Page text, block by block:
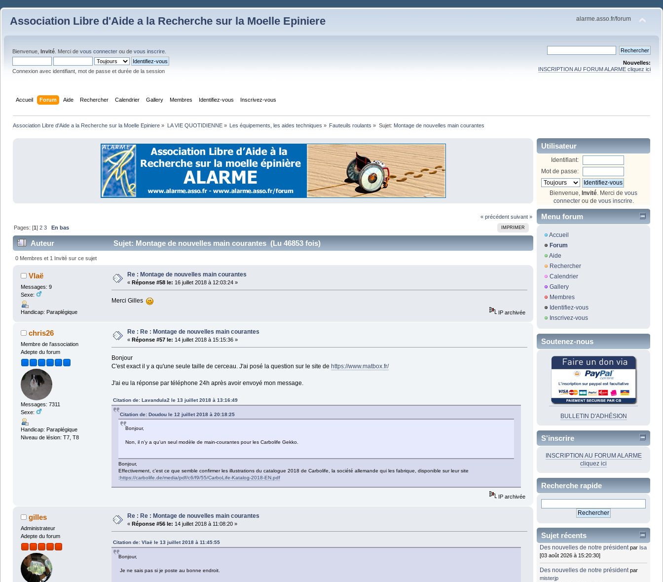
Association Libre d'Aide a la Recherche sur la Moelle Epiniere alarme.asso.fr/forum
Bienvenue, Invité . Merci de vous connecter ou de vous inscrire
Connexion avec identifiant, mot de passe et durée de la session
Nouvelles:
INSCRIPTION AU FORUM ALARME cliquez ici
Accueil Forum Aide Rechercher Calendrier Gallery Membres Identifiez-vous Inscrivez-vous
Association Libre d'Aide a la Recherche sur la Moelle Epiniere » LA VIE QUOTIDIENNE» Les équipements, les aides techniques » Fauteuils roulants » Sujet: Montage de nouvelles main courantes
« précédent suivant »
IMPRIMER
Pages: [1]2 3 En bas
Auteur Sujet: Montage de nouvelles main courantes (Lu 46853 fois)
0 Membres et 1 Invité sur ce sujet
Vlaë
Messages: 9
Sexe:
Handicap: Paraplégique
Re : Montage de nouvelles main courantes
« Réponse #58 le: 16 juillet 2018 à 12:03:24 »
Merci Gilles
IP archivée
chris26
Membre de l'association
Adepte du forum
Messages: 7311
Sexe:
Handicap: Paraplégique
Niveau de lésion: T7, T8
Re : Re : Montage de nouvelles main courantes
« Réponse #57 le: 14 juillet 2018 à 15:15:36 »
Bonjour
C'est exact il y a qu'une seule taille de cerceau. J'ai posé la question sur le site de https://www.matbox.fr/
J'ai eu la réponse par téléphone 24h après avoir envoyé mon message.
Citation de: Lavandula2 le 13 juillet 2018 à 13:16:49
Citation de: Doudou le 12 juillet 2018 à 20:18:25
Bonjour,
Non, il n'y a qu'un seul modèle de main-courantes pour les Carbolife Gekko.
Bonjour,
Effectivement, c'est ce que semble confirmer les illustrations du catalogue 2018 de Carbolife, la société allemande qui les fabrique, disponible sur leur site
:https://carbolife.de/media/pdf/c6/f9/55/CarboLife-Katalog-2018-EN.pdf
IP archivée
gilles
Administrateur
Adepte du forum
Re : Re : Montage de nouvelles main courantes
« Réponse #56 le: 14 juillet 2018 à 11:08:20 »
Citation de: Vlaë le 13 juillet 2018 à 11:45:55
Bonjour,
Je ne sais pas si je poste au bonne endroit.
Utilisateur
Identifiant:
Mot de passe:
Bienvenue, Invité . Merci de vous
connecterou de vous inscrire
Menu forum
Accueil
Forum
Aide
Rechercher
Calendrier
Gallery
Membres
Identifiez-vous
Inscrivez-vous
Soutenez-nous
BULLETIN D'ADHÉSION
S'inscrire
INSCRIPTION AU FORUM ALARME
cliquez ici
Recherche rapide
Sujet récents
Des nouvelles de notre président par Isa
[03 août 2026 à 15:20:30]
Des nouvelles de notre président par
misterjp